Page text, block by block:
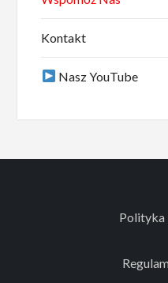
Kontakt
Nasz YouTube
Polityka